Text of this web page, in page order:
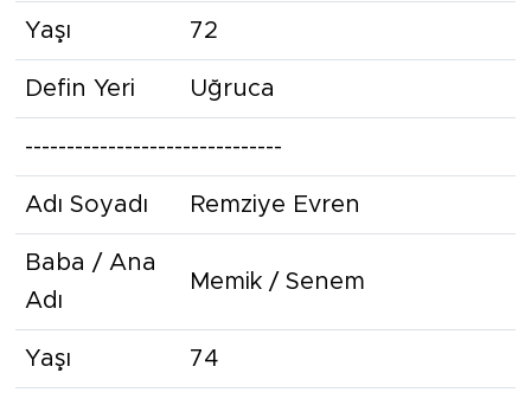
Yaşı 72
Defin Yeri Uğruca
-------------------------------
Adı Soyadı Remziye Evren
Baba / Ana
Adı
Memik / Senem
Yaşı 74